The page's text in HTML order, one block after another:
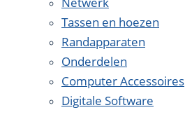
Tassen en hoezen
Randapparaten
Onderdelen
Computer Accessoires
Digitale Software